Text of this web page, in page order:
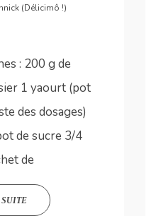
(Délicimô !)
: 200 g de
1 yaourt (pot
des dosages)
de sucre 3/4
de
SUITE